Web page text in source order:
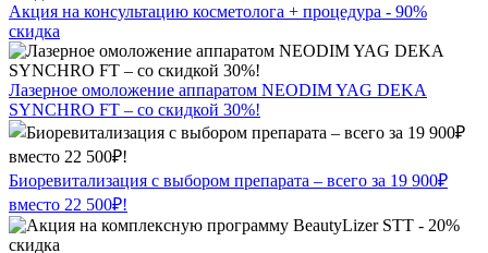
Акция на консультацию косметолога + процедура - 90%
скидка
Лазерное омоложение аппаратом NEODIM YAG DEKA
SYNCHRO FT – со скидкой 30%!
Биоревитализация с выбором препарата – всего за 19 900₽
вместо 22 500₽!